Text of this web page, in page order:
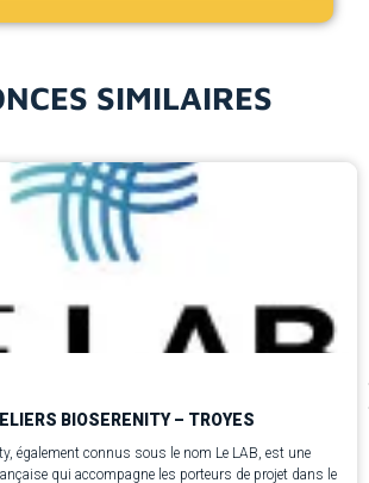
SIMILAIRES
BIOSERENITY – TROYES
également connus sous le nom Le LAB, est une
qui accompagne les porteurs de projet dans le